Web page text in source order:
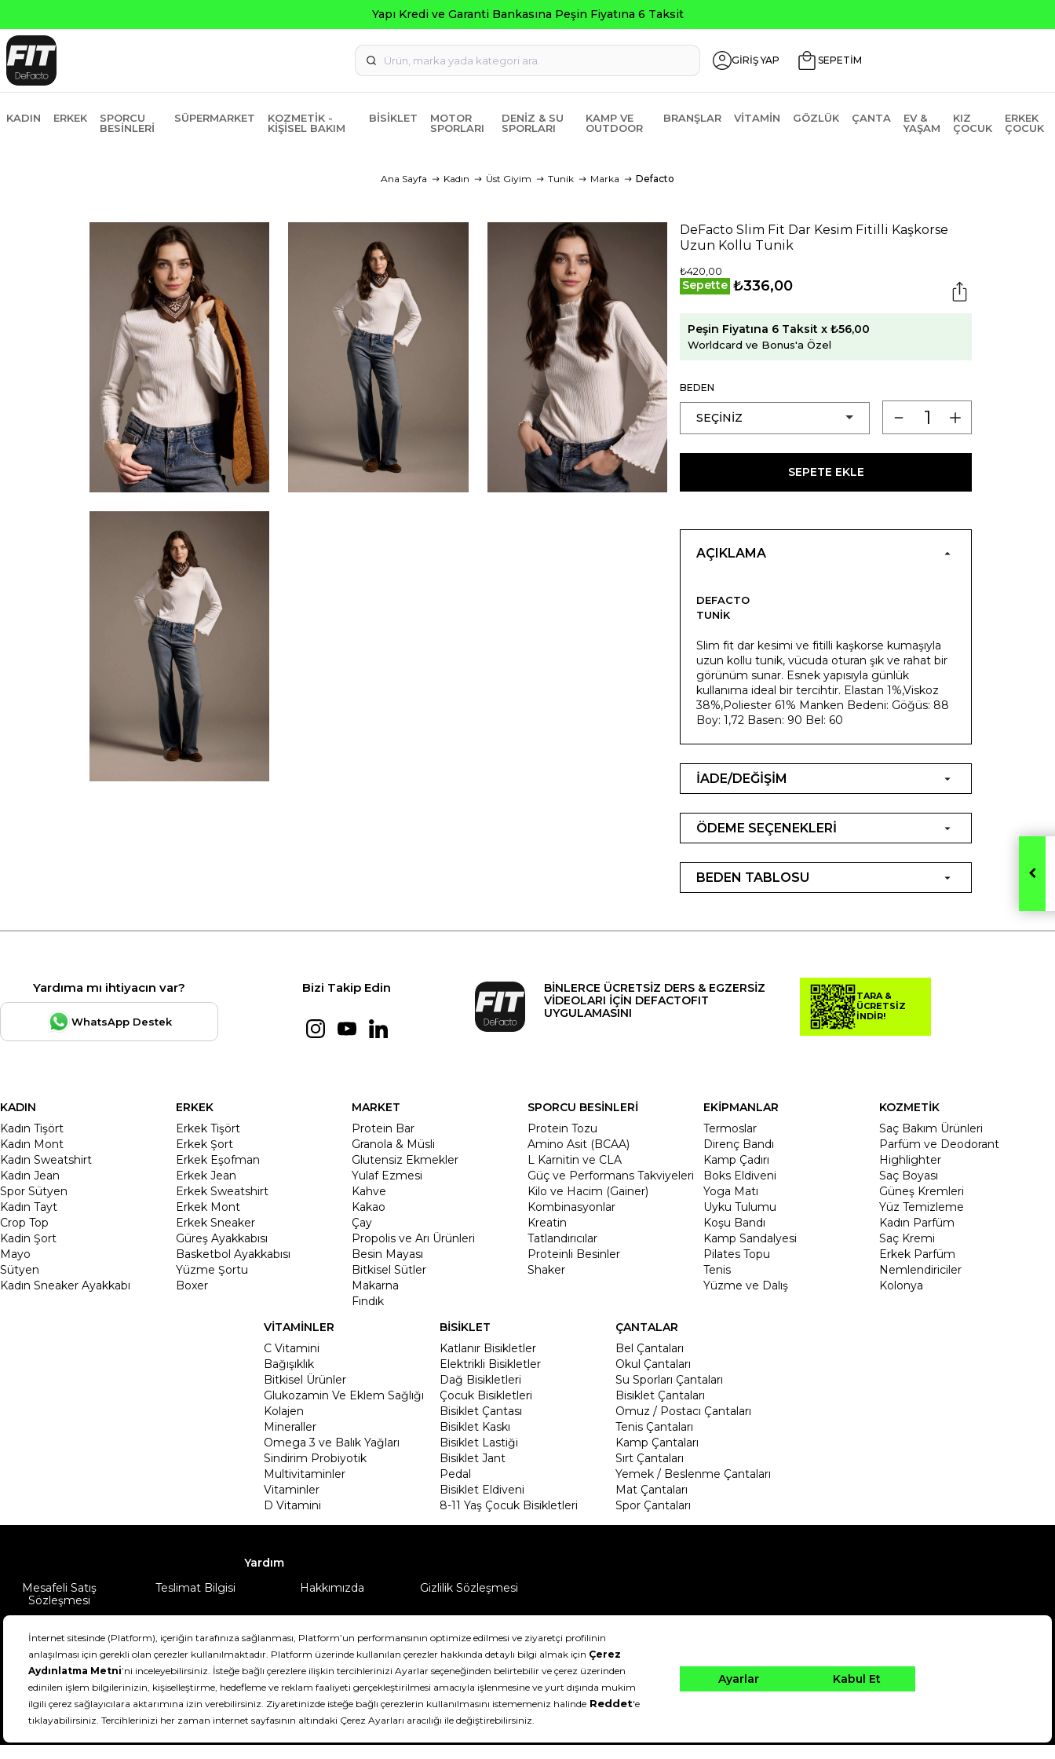
Yapı Kredi ve Garanti Bankasına Peşin Fiyatına 6 Taksit
GİRİŞ YAP SEPETİM
KADIN ERKEK
SPORCU
BESINLERI
SÜPERMARKET
KOZMETIK -
KIŞISEL BAKIM
BISIKLET
MOTOR
SPORLARI
DENIZ & SU
SPORLARI
KAMP VE
OUTDOOR
BRANŞLAR VITAMIN GÖZLÜK ÇANTA
EV &
YAŞAM
KIZ
ÇOCUK
ERKEK
ÇOCUK
Ana Sayfa Kadın Üst Giyim Tunik Marka Defacto
DeFacto Slim Fit Dar Kesim Fitilli Kaşkorse
Uzun Kollu Tunik
₺420,00
Sepette ₺336,00
Peşin Fiyatına 6 Taksit x ₺56,00
Worldcard ve Bonus'a Özel
BEDEN
SEPETE EKLE
AÇIKLAMA
DEFACTO
TUNIK
Slim fit dar kesimi ve fitilli kaşkorse kumaşıyla
uzun kollu tunik, vücuda oturan şık ve rahat bir
görünüm sunar. Esnek yapısıyla günlük
kullanıma ideal bir tercihtir. Elastan 1%,Viskoz
38%,Poliester 61% Manken Bedeni: Göğüs: 88
Boy: 1,72 Basen: 90 Bel: 60
İADE/DEĞİŞİM
ÖDEME SEÇENEKLERİ
BEDEN TABLOSU
Yardıma mı ihtiyacın var?
WhatsApp Destek
Bizi Takip Edin
BİNLERCE ÜCRETSİZ DERS & EGZERSİZ
VİDEOLARI İÇİN DEFACTOFIT
UYGULAMASINI
TARA &
ÜCRETSİZ
İNDİR!
KADIN
Kadın Tişört
Kadın Mont
Kadın Sweatshirt
Kadın Jean
Spor Sütyen
Kadın Tayt
Crop Top
Kadin Şort
Mayo
Sütyen
Kadın Sneaker Ayakkabı
ERKEK
Erkek Tişört
Erkek Şort
Erkek Eşofman
Erkek Jean
Erkek Sweatshirt
Erkek Mont
Erkek Sneaker
Güreş Ayakkabısı
Basketbol Ayakkabısı
Yüzme Şortu
Boxer
MARKET
Protein Bar
Granola & Müsli
Glutensiz Ekmekler
Yulaf Ezmesi
Kahve
Kakao
Çay
Propolis ve Arı Ürünleri
Besin Mayası
Bitkisel Sütler
Makarna
Fındık
SPORCU BESİNLERİ
Protein Tozu
Amino Asit (BCAA)
L Karnitin ve CLA
Güç ve Performans Takviyeleri
Kilo ve Hacim (Gainer)
Kombinasyonlar
Kreatin
Tatlandırıcılar
Proteinli Besinler
Shaker
EKİPMANLAR
Termoslar
Direnç Bandı
Kamp Çadırı
Boks Eldiveni
Yoga Matı
Uyku Tulumu
Koşu Bandı
Kamp Sandalyesi
Pilates Topu
Tenis
Yüzme ve Dalış
KOZMETİK
Saç Bakım Ürünleri
Parfüm ve Deodorant
Highlighter
Saç Boyası
Güneş Kremleri
Yüz Temizleme
Kadın Parfüm
Saç Kremi
Erkek Parfüm
Nemlendiriciler
Kolonya
VİTAMİNLER
C Vitamini
Bağışıklık
Bitkisel Ürünler
Glukozamin Ve Eklem Sağlığı
Kolajen
Mineraller
Omega 3 ve Balık Yağları
Sindirim Probiyotik
Multivitaminler
Vitaminler
D Vitamini
BİSİKLET
Katlanır Bisikletler
Elektrikli Bisikletler
Dağ Bisikletleri
Çocuk Bisikletleri
Bisiklet Çantası
Bisiklet Kaskı
Bisiklet Lastiği
Bisiklet Jant
Pedal
Bisiklet Eldiveni
8-11 Yaş Çocuk Bisikletleri
ÇANTALAR
Bel Çantaları
Okul Çantaları
Su Sporları Çantaları
Bisiklet Çantaları
Omuz / Postacı Çantaları
Tenis Çantaları
Kamp Çantaları
Sırt Çantaları
Yemek / Beslenme Çantaları
Mat Çantaları
Spor Çantaları
Yardım
Mesafeli Satış
Sözleşmesi
Teslimat Bilgisi Hakkımızda Gizlilik Sözleşmesi
DeFactoFIT ©️ 2022-2026. Tüm hakları saklıdır.